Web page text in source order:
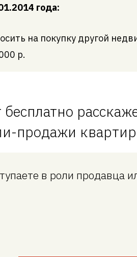
года:
на покупку другой
р.
продажи
в роли продавца